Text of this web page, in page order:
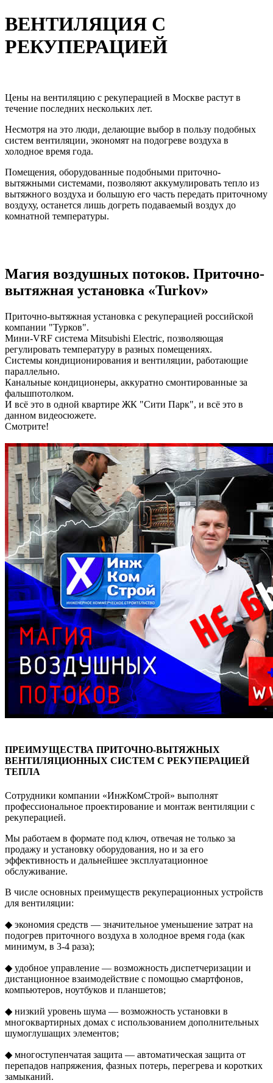
ВЕНТИЛЯЦИЯ С
РЕКУПЕРАЦИЕЙ
Цены на вентиляцию с рекуперацией в Москве растут в
течение последних нескольких лет.
Несмотря на это люди, делающие выбор в пользу подобных
систем вентиляции, экономят на подогреве воздуха в
холодное время года.
Помещения, оборудованные подобными приточно-
вытяжными системами, позволяют аккумулировать тепло из
вытяжного воздуха и большую его часть передать приточному
воздуху, останется лишь догреть подаваемый воздух до
комнатной температуры.
Магия воздушных потоков. Приточно-
вытяжная установка «Turkov»
Приточно-вытяжная установка с рекуперацией российской
компании "Турков".
Мини-VRF система Mitsubishi Electric, позволяющая
регулировать температуру в разных помещениях.
Системы кондиционирования и вентиляции, работающие
параллельно.
Канальные кондиционеры, аккуратно смонтированные за
фальшпотолком.
И всё это в одной квартире ЖК "Сити Парк", и всё это в
данном видеосюжете.
Смотрите!
ПРЕИМУЩЕСТВА ПРИТОЧНО-ВЫТЯЖНЫХ
ВЕНТИЛЯЦИОННЫХ СИСТЕМ С РЕКУПЕРАЦИЕЙ
ТЕПЛА
Сотрудники компании «ИнжКомСтрой» выполнят
профессиональное проектирование и монтаж вентиляции с
рекуперацией.
Мы работаем в формате под ключ, отвечая не только за
продажу и установку оборудования, но и за его
эффективность и дальнейшее эксплуатационное
обслуживание.
В числе основных преимуществ рекуперационных устройств
для вентиляции:
◆ экономия средств — значительное уменьшение затрат на
подогрев приточного воздуха в холодное время года (как
минимум, в 3-4 раза);
◆ удобное управление — возможность диспетчеризации и
дистанционное взаимодействие с помощью смартфонов,
компьютеров, ноутбуков и планшетов;
◆ низкий уровень шума — возможность установки в
многоквартирных домах с использованием дополнительных
шумоглушащих элементов;
◆ многоступенчатая защита — автоматическая защита от
перепадов напряжения, фазных потерь, перегрева и коротких
замыканий.